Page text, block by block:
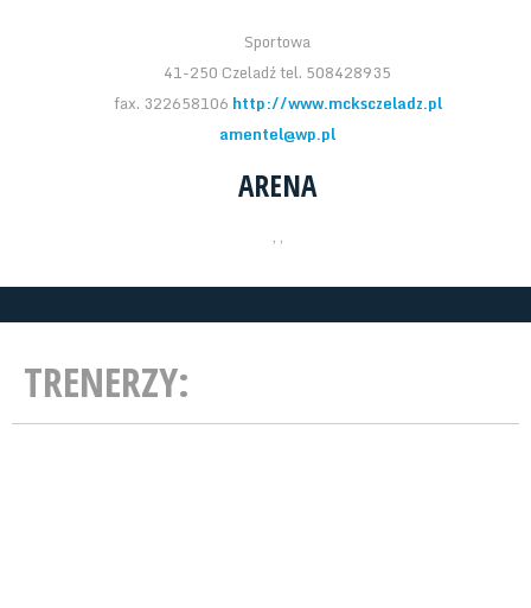
Sportowa
41-250 Czeladź tel. 508428935
fax. 322658106 http://www.mcksczeladz.pl
amentel@wp.pl
ARENA
, ,
TRENERZY: